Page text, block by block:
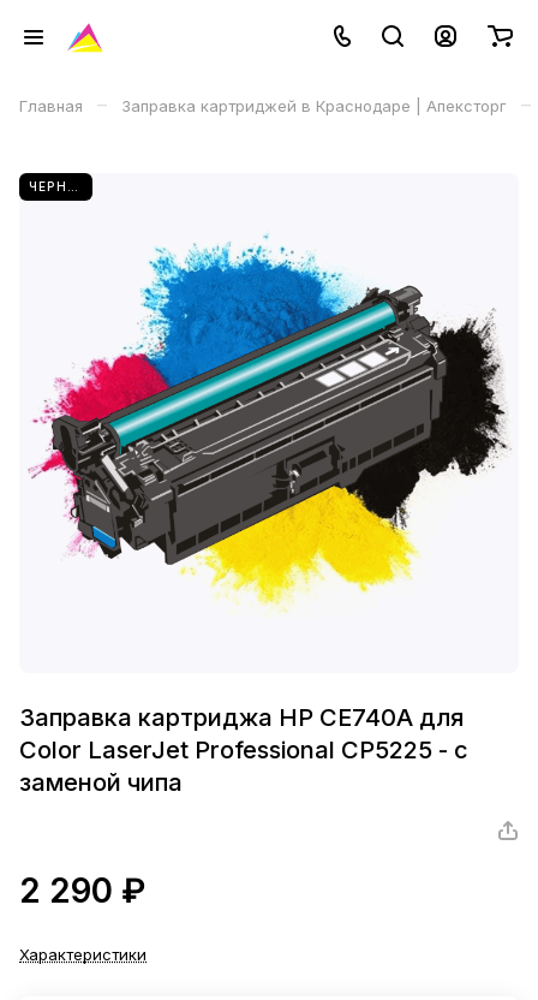
Главная – Заправка картриджей в Краснодаре | Апексторг –
Заправка картриджа HP CE740A для
Color LaserJet Professional CP5225 - с
заменой чипа
2 290 ₽
Характеристики